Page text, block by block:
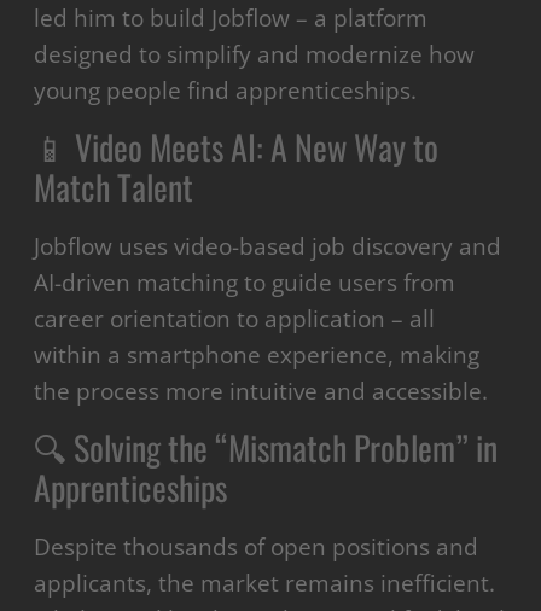
led him to build Jobflow – a platform
designed to simplify and modernize how
young people find apprenticeships.
📱 Video Meets AI: A New Way to
Match Talent
Jobflow uses video-based job discovery and
AI-driven matching to guide users from
career orientation to application – all
within a smartphone experience, making
the process more intuitive and accessible.
🔍 Solving the “Mismatch Problem” in
Apprenticeships
Despite thousands of open positions and
applicants, the market remains inefficient.